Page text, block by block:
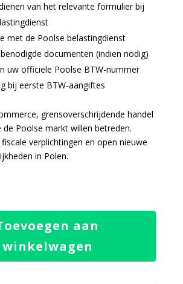
van het relevante formulier bij
met de Poolse belastingdienst
documenten (indien nodig)
uw officiële Poolse BTW-nummer
bij eerste BTW-aangiftes
grensoverschrijdende handel
de Poolse markt willen betreden.
verplichtingen en open nieuwe
in Polen.
aan
winkelwagen